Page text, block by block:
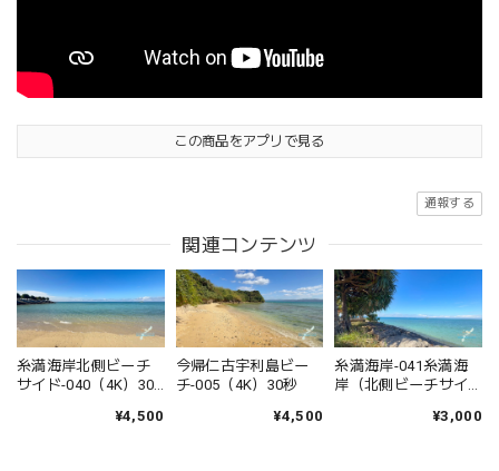
この商品をアプリで見る
通報する
関連コンテンツ
糸満海岸北側ビーチ
サイド-040（4K）30
¥4,500
今帰仁古宇利島ビー
チ-005（4K）30秒
¥4,500
糸満海岸-041糸満海
岸（北側ビーチサイ
¥3,000